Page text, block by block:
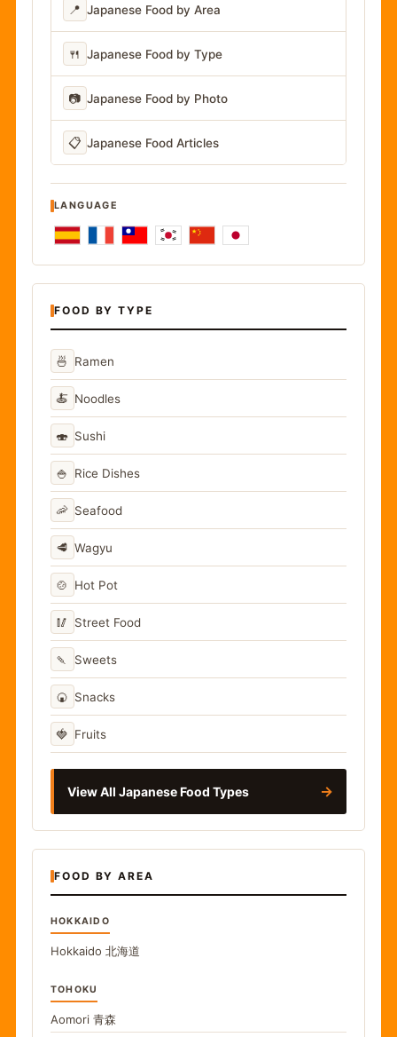
📍 Japanese Food by Area
🍴 Japanese Food by Type
📷 Japanese Food by Photo
📋 Japanese Food Articles
LANGUAGE
FOOD BY TYPE
🍜 Ramen
🍝 Noodles
🍣 Sushi
🍚 Rice Dishes
🦐 Seafood
🥩 Wagyu
🍲 Hot Pot
🥢 Street Food
🍡 Sweets
🍘 Snacks
🍓 Fruits
View All Japanese Food Types →
FOOD BY AREA
HOKKAIDO
Hokkaido 北海道
TOHOKU
Aomori 青森